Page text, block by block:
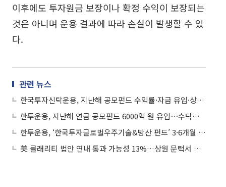
이후에도 투자원금 보장이나 확정 수익이 보장되는
것은 아니며 운용 결과에 따라 손실이 발생할 수 있
다.
관련 뉴스
한국투자신탁운용, 지난해 공모펀드 수익률·자금 유입·상품 라인업 성과
한투운용, 지난해 연금 공모펀드 6000억 원 유입⋯수탁액 6조 육박
한투운용, ‘한국투자글로벌우주기술&방산 펀드’ 3·6개월 수익률 1위
美 클래리티 법안 연내 통과 가능성 13%…상원 문턱서 제동